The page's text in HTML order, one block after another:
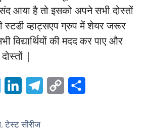
आया है तो इसको अपने सभी दोस्तों
व्हाट्सएप ग्रुप में शेयर जरूर
की मदद कर पाए और
|
i
n
,टेस्ट सीरीज